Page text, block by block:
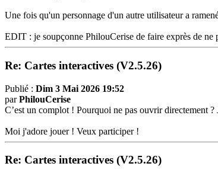
Une fois qu'un personnage d'un autre utilisateur a
EDIT : je soupçonne PhilouCerise de faire exprès de ne
Re: Cartes interactives (V2.5.26)
Publié : Dim 3 Mai 2026 19:52
parPhilouCerise
C’est un complot ! Pourquoi ne pas ouvrir directement
Moi j'adore jouer ! Veux participer !
Re: Cartes interactives (V2.5.26)